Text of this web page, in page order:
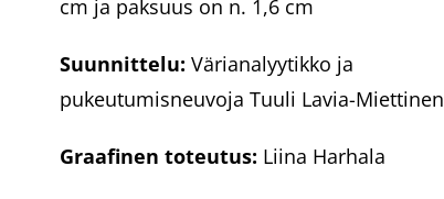
cm ja paksuus on n. 1,6 cm
Suunnittelu: Värianalyytikko ja
pukeutumisneuvoja Tuuli Lavia-Miettinen
Graafinen toteutus: Liina Harhala